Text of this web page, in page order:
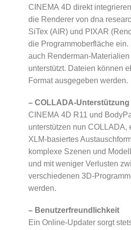
CINEMA 4D direkt
die Renderer von dna
SiTex (AIR) und PIXAR
die Programmoberfläche
auch Renderman-
unterstützt. Dateien können
Format ausgegeben werden.
– COLLADA-Unterstützung
CINEMA 4D R11 und
unterstützen nun COLLADA,
XLM-basiertes
komplexe Szenen und
und mit weniger Verlusten
verschiedenen 3D-
werden.
– Benutzerfreundlichkeit
Ein Online-Updater sorgt